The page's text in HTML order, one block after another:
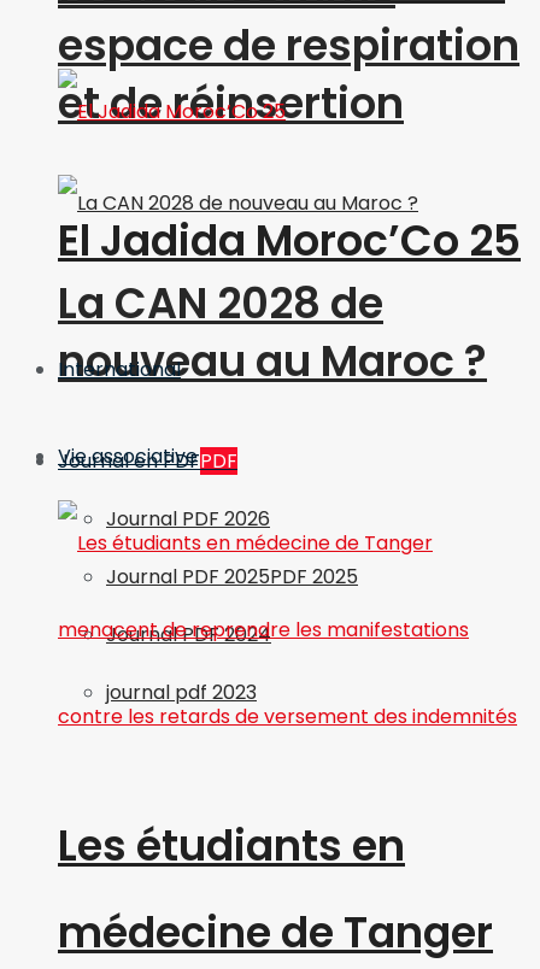
espace de respiration
et de réinsertion
La CAN 2028 de
nouveau au Maroc ?
Journal en PDFPDF
Journal PDF 2026
Journal PDF 2025PDF 2025
Journal PDF 2024
journal pdf 2023
El Jadida Moroc’Co 25
International
Vie associative
Les étudiants en
médecine de Tanger